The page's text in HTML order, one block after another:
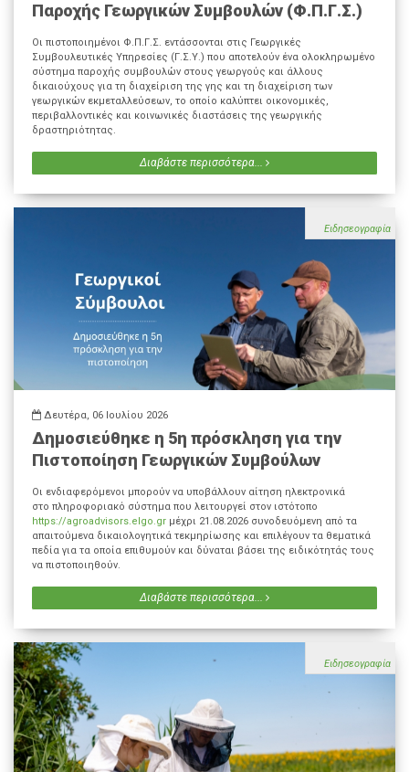
Παροχής Γεωργικών Συμβουλών (Φ.Π.Γ.Σ.)
Οι πιστοποιημένοι Φ.Π.Γ.Σ. εντάσσονται στις Γεωργικές
Συμβουλευτικές Υπηρεσίες (Γ.Σ.Υ.) που αποτελούν ένα ολοκληρωμένο
σύστημα παροχής συμβουλών στους γεωργούς και άλλους
δικαιούχους για τη διαχείριση της γης και τη διαχείριση των
γεωργικών εκμεταλλεύσεων, το οποίο καλύπτει οικονομικές,
περιβαλλοντικές και κοινωνικές διαστάσεις της γεωργικής
δραστηριότητας.
Διαβάστε περισσότερα...
Ειδησεογραφία
Δευτέρα, 06 Ιουλίου 2026
Δημοσιεύθηκε η 5η πρόσκληση για την
Πιστοποίηση Γεωργικών Συμβούλων
Οι ενδιαφερόμενοι μπορούν να υποβάλλουν αίτηση ηλεκτρονικά
στο πληροφοριακό σύστημα που λειτουργεί στον ιστότοπο
https://agroadvisors.elgo.gr μέχρι 21.08.2026 συνοδευόμενη από τα
απαιτούμενα δικαιολογητικά τεκμηρίωσης και επιλέγουν τα θεματικά
πεδία για τα οποία επιθυμούν και δύναται βάσει της ειδικότητάς τους
να πιστοποιηθούν.
Διαβάστε περισσότερα...
Ειδησεογραφία